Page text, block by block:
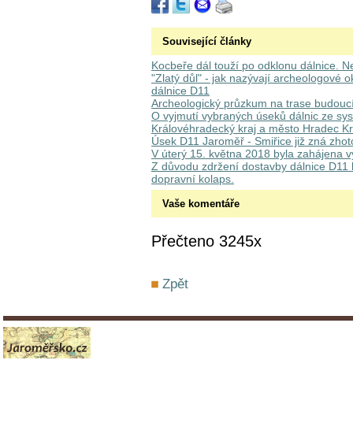
Související články
Kocbeře dál touží po odklonu dálnice.
"Zlatý důl" - jak nazývají archeologové
dálnice D11
Archeologický průzkum na trase
O vyjmutí vybraných úseků dálnic ze
Královéhradecký kraj a město Hradec
Úsek D11 Jaroměř - Smiřice již zná
V úterý 15. května 2018 byla zahájena
Z důvodu zdržení dostavby dálnice
dopravní kolaps.
Vaše komentáře
Přečteno 3245x
Zpět